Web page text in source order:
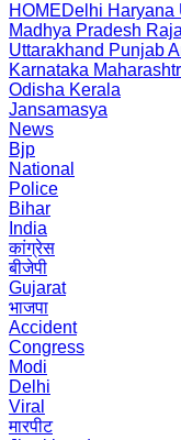
HOMEDelhi Haryana
Madhya Pradesh
Uttarakhand Punjab
Karnataka
Odisha Kerala
Jansamasya
News
Bjp
National
Police
Bihar
India
कांग्रेस
बीजेपी
Gujarat
भाजपा
Accident
Congress
Modi
Delhi
Viral
मारपीट